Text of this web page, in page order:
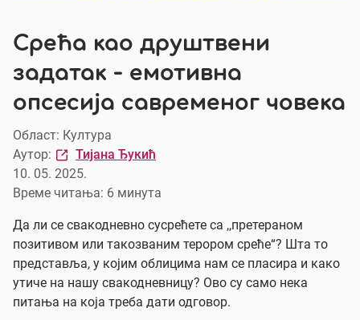
Срећа као друштвени
задатак - емотивна
опсесија савременог човека
Област: Култура
Аутор:
Тијана Ђукић
10. 05. 2025.
Време читања: 6 минутa
Да ли се свакодневно сусрећете са ,,претераном
позитивом или такозваним терором среће“? Шта то
представља, у којим облицима нам се пласира и како
утиче на нашу свакодневницу? Ово су само нека
питања на која треба дати одговор.